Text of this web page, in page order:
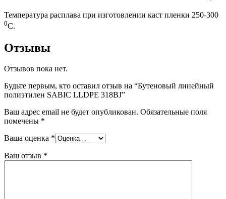
Температура расплава при изготовлении каст пленки 250-300
0С.
Отзывы
Отзывов пока нет.
Будьте первым, кто оставил отзыв на “Бутеновый линейный
полиэтилен SABIC LLDPE 318ВJ”
Ваш адрес email не будет опубликован. Обязательные поля
помечены *
Ваша оценка *
Ваш отзыв *